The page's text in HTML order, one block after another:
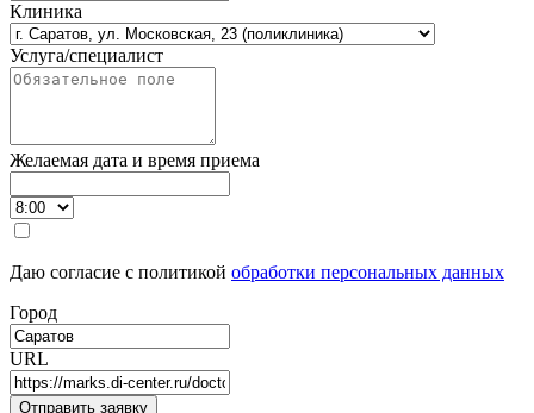
Клиника
Услуга/специалист
Желаемая дата и время приема
Даю согласие с политикой обработки персональных данных
Город
URL